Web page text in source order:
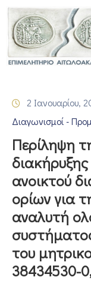
ΑΡΧΙΚΗ
ΓΕΜΗ
–
ΠΡΟΓΡΑΜΜΑΤΑ
ΕΠΙΜΕΛΗΤΗΡΙΟΥ
ΣΥΜΜΕΤΟΧΗ
ΣΕ
ΕΤΑΙΡΕΙΕΣ
ΕΠΙΚΑΙΡΟΤΗΤΑ
2 Ιανουαρίου,
Διαγωνισμοί -
Περίληψη
ανοικτού
ορίων για
αναλυτή
του
38434530-